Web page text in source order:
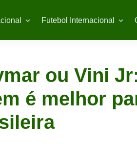
Futebol Internacional
ou Vini
é melhor